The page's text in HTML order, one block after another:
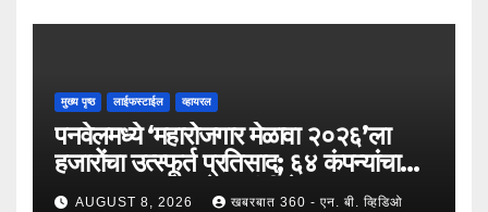
मुख्य पृष्ठ लाईफस्टाईल व्हायरल
पनवेलमध्ये ‘महारोजगार मेळावा २०२६’ला
हजारोंचा उत्स्फूर्त प्रतिसाद; ६४ कंपन्यांचा
सहभाग; २५०२ उमेदवारांनी घेतला लाभ !
AUGUST 8, 2026 खबरबात 360 - एन. बी. व्हिडिओ